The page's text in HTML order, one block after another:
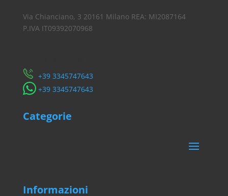
Via Chianciano, 3 20161 Milano REA: MI2087164
P.IVA IT09392070968
​+39 3345747643
​+39 3345747643
Categorie
Informazioni